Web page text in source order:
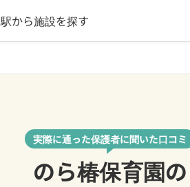
駅から施設を探す
実際に通った保護者に聞いた口コミ
のら椿保育園の